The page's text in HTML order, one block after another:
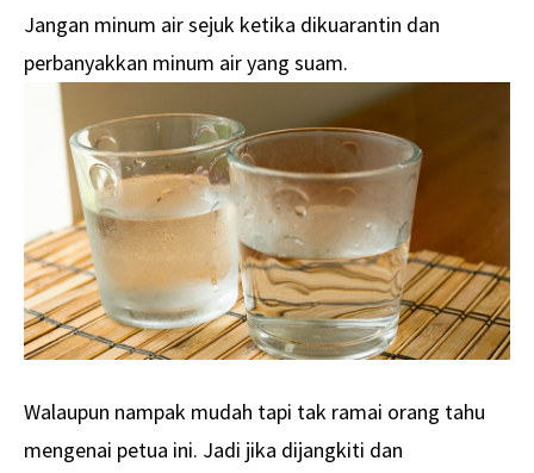
Jangan minum air sejuk ketika dikuarantin dan
perbanyakkan minum air yang suam.
Walaupun nampak mudah tapi tak ramai orang tahu
mengenai petua ini. Jadi jika dijangkiti dan